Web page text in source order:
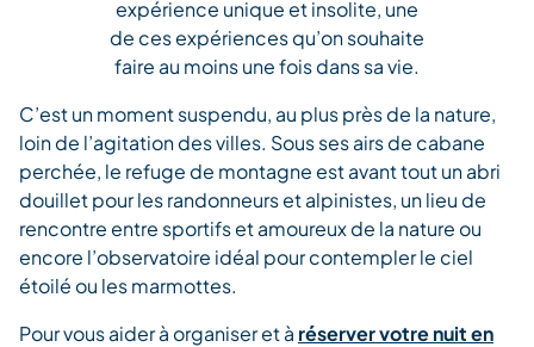
expérience unique et insolite, une
de ces expériences qu’on souhaite
faire au moins une fois dans sa vie.
C’est un moment suspendu, au plus près de la nature,
loin de l’agitation des villes. Sous ses airs de cabane
perchée, le refuge de montagne est avant tout un abri
douillet pour les randonneurs et alpinistes, un lieu de
rencontre entre sportifs et amoureux de la nature ou
encore l’observatoire idéal pour contempler le ciel
étoilé ou les marmottes.
Pour vous aider à organiser et à réserver votre nuit en